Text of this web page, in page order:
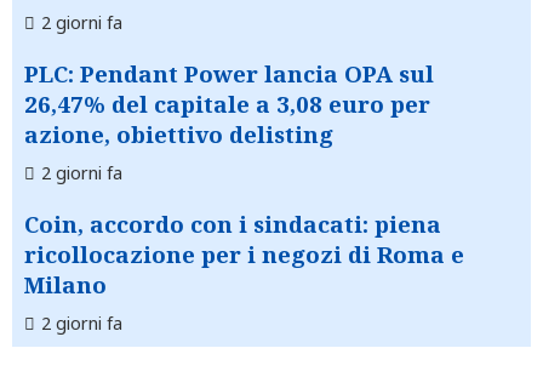
2 giorni fa
PLC: Pendant Power lancia OPA sul
26,47% del capitale a 3,08 euro per
azione, obiettivo delisting
2 giorni fa
Coin, accordo con i sindacati: piena
ricollocazione per i negozi di Roma e
Milano
2 giorni fa